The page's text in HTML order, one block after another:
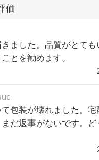
価
ました。品質がとて
とを勧めます。
包装が壊れました。
だ返事がないです。